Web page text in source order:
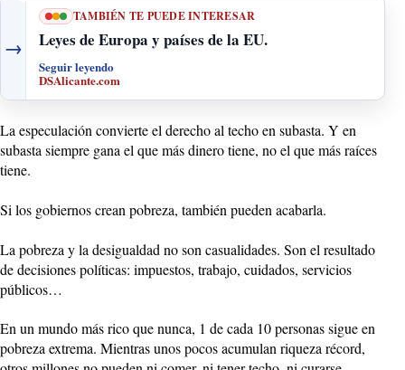
→
TAMBIÉN TE PUEDE INTERESAR
Leyes de Europa y países de la EU.
Seguir leyendo
DSAlicante.com
La especulación convierte el derecho al techo en subasta. Y en
subasta siempre gana el que más dinero tiene, no el que más raíces
tiene.
Si los gobiernos crean pobreza, también pueden acabarla.
La pobreza y la desigualdad no son casualidades. Son el resultado
de decisiones políticas: impuestos, trabajo, cuidados, servicios
públicos…
En un mundo más rico que nunca, 1 de cada 10 personas sigue en
pobreza extrema. Mientras unos pocos acumulan riqueza récord,